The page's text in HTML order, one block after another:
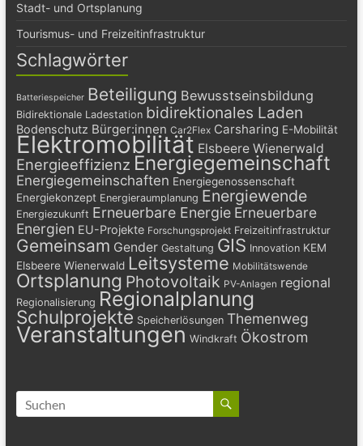
Stadt- und Ortsplanung
Tourismus- und Freizeitinfrastruktur
Schlagwörter
Batteriespeicher Beteiligung Bewusstseinsbildung
Bidirektionale Ladestation bidirektionales Laden
Bodenschutz Bürger:innen Car2Flex Carsharing E-Mobilität
Elektromobilität Elsbeere Wienerwald
Energieeffizienz Energiegemeinschaft
Energiegemeinschaften Energiegenossenschaft
Energiekonzept Energieraumplanung Energiewende
Energiezukunft Erneuerbare Energie Erneuerbare
Energien EU-Projekte Forschungsprojekt Freizeitinfrastruktur
Gemeinsam Gender Gestaltung GIS Innovation KEM
Elsbeere Wienerwald Leitsysteme Mobilitätswende
Ortsplanung Photovoltaik PV-Anlagen regional
Regionalisierung Regionalplanung
Schulprojekte Speicherlösungen Themenweg
Veranstaltungen Windkraft Ökostrom